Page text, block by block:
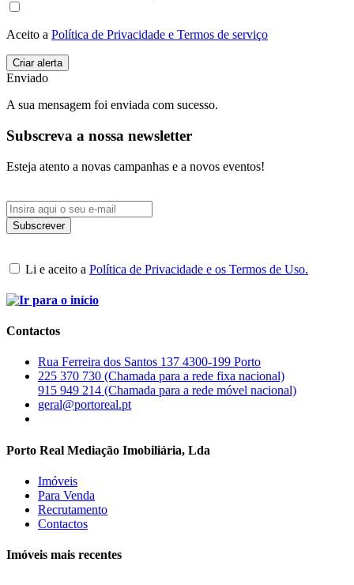
Aceito a Política de Privacidade e Termos de serviço
Enviado
A sua mensagem foi enviada com sucesso.
Subscreva a nossa newsletter
Esteja atento a novas campanhas e a novos eventos!
Li e aceito a Política de Privacidade e os Termos de Uso.
Contactos
Rua Ferreira dos Santos 137 4300-199 Porto
225 370 730 (Chamada para a rede fixa nacional)
915 949 214 (Chamada para a rede móvel nacional)
geral@portoreal.pt
Porto Real Mediação Imobiliária, Lda
Imóveis
Para Venda
Recrutamento
Contactos
Imóveis mais recentes